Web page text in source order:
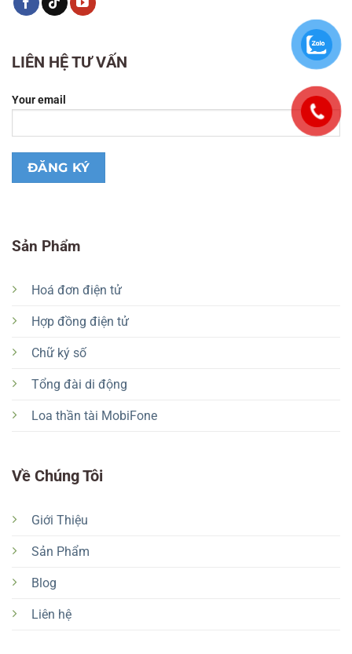
Sản Phẩm
Hoá đơn điện tử
Hợp đồng điện tử
Chữ ký số
Tổng đài di động
Loa thần tài MobiFone
Về Chúng Tôi
Giới Thiệu
Sản Phẩm
Blog
Liên hệ
LIÊN HỆ TƯ VẤN
Your email